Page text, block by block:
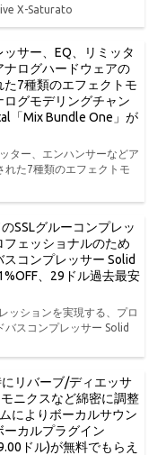
X-Saturato
ッサー、EQ、リミッタ
ログハードウェアの
7種類のエフェクトモ
グモデリングチャン
「Mix Bundle One」が
ター、エンハンサーなどア
れた7種類のエフェクトモ
SSLグルーコンプレッ
ェッショナルのため
コンプレッサー Solid
、29ドル過去最安
ッションを実現する、プロ
バスコンプレッサー Solid
リバーブ/ディエッサ
ニクスなど綿密に調整
によりボーカルサウン
ーカルプラグイン
ドル)が無料でもらえ